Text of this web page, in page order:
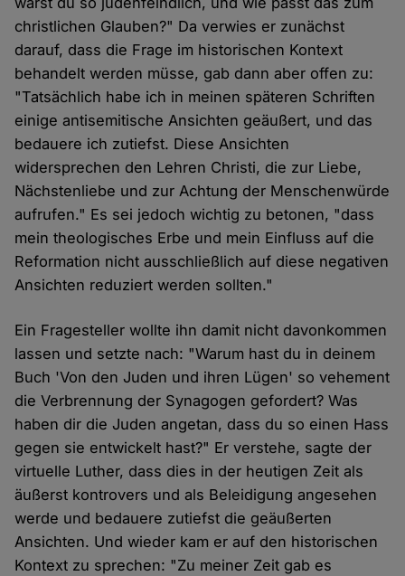
christlichen Glauben?" Da verwies er zunächst
darauf, dass die Frage im historischen Kontext
behandelt werden müsse, gab dann aber offen zu:
"Tatsächlich habe ich in meinen späteren Schriften
einige antisemitische Ansichten geäußert, und das
bedauere ich zutiefst. Diese Ansichten
widersprechen den Lehren Christi, die zur Liebe,
Nächstenliebe und zur Achtung der Menschenwürde
aufrufen." Es sei jedoch wichtig zu betonen, "dass
mein theologisches Erbe und mein Einfluss auf die
Reformation nicht ausschließlich auf diese negativen
Ansichten reduziert werden sollten."
Ein Fragesteller wollte ihn damit nicht davonkommen
lassen und setzte nach: "Warum hast du in deinem
Buch 'Von den Juden und ihren Lügen' so vehement
die Verbrennung der Synagogen gefordert? Was
haben dir die Juden angetan, dass du so einen Hass
gegen sie entwickelt hast?" Er verstehe, sagte der
virtuelle Luther, dass dies in der heutigen Zeit als
äußerst kontrovers und als Beleidigung angesehen
werde und bedauere zutiefst die geäußerten
Ansichten. Und wieder kam er auf den historischen
Kontext zu sprechen: "Zu meiner Zeit gab es